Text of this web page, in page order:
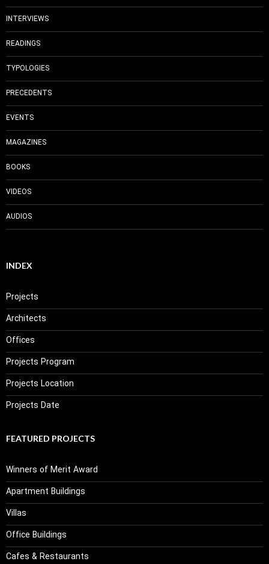
INTERVIEWS
READINGS
TYPOLOGIES
PRECEDENTS
EVENTS
MAGAZINES
BOOKS
VIDEOS
AUDIOS
INDEX
Projects
Architects
Offices
Projects Program
Projects Location
Projects Date
FEATURED PROJECTS
Winners of Merit Award
Apartment Buildings
Villas
Office Buildings
Cafes & Restaurants